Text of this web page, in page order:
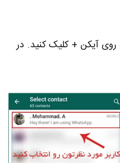
آیکن + کلیک کنید. در